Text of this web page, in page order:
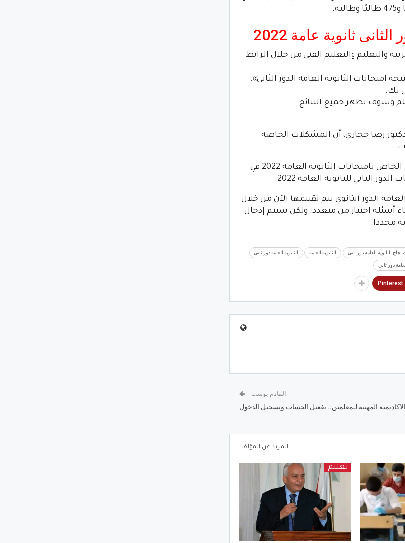
ثانوية عامة 2022
والتعليم والتعليم الفنى من خلال الرابط
امتحانات الثانوية العامة الدور الثانى».
بك.
وسوف تظهر جميع النتائج.
رضا حجازي، أن المشكلات الخاصة
بالتالي أكد وزير التربية والتعليم أنه قد جعل التصحيح الخاص بامتحانات الثانوية العامة 2022 في
الثاني للثانوية العامة 2022.
الدور الثانوي يتم تقييمها الآن من خلال
أسئلة اختيار من متعدد. ولكن سيتم إدخال
مجددا.
الثانوية العامة دور ثاني الثانوية العامة الثانوية العامة دور ثاني
دور ثاني
Pinterest
القادم بوست
الاكاديمية المهنية للمعلمين.. تفعيل الحساب وتسجيل الدخول
المزيد عن المؤلف
تعليم